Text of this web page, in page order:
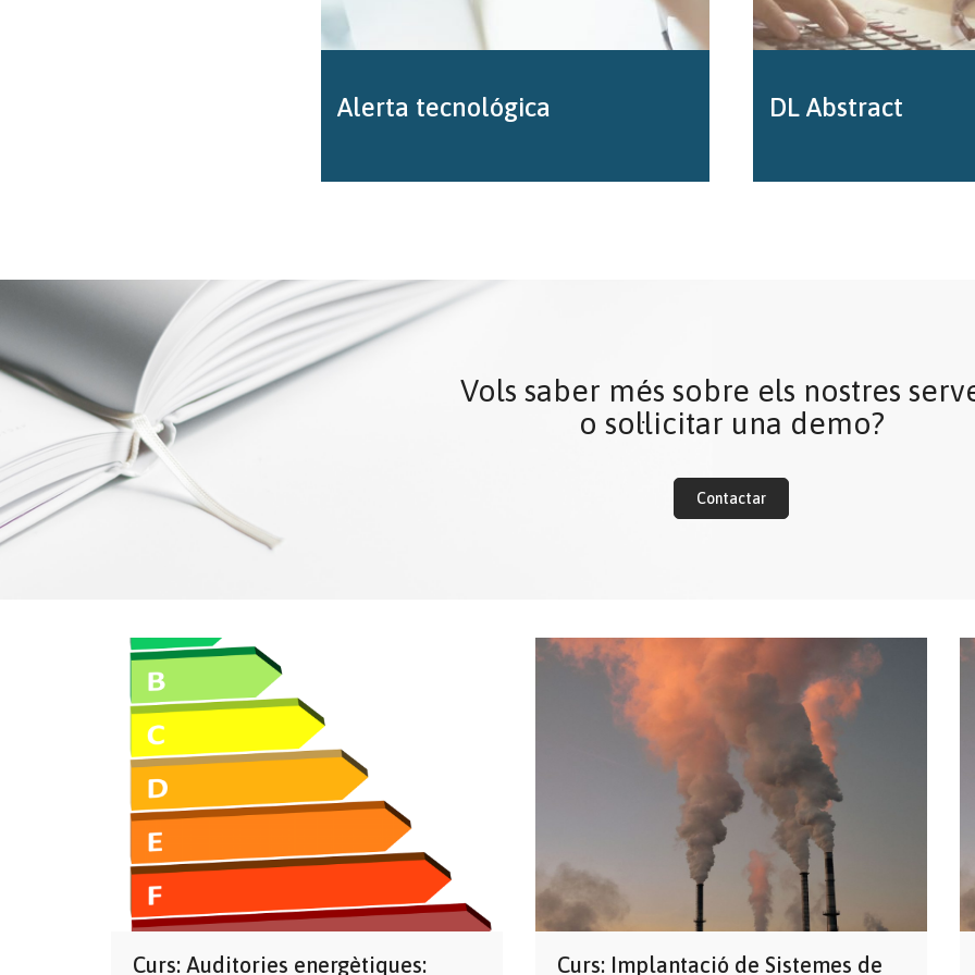
Alerta tecnológica DL Abstract
Vols saber més sobre els nostres
o sol·licitar una demo?
Contactar
Curs: Auditories energètiques: Curs: Implantació de Sistemes de